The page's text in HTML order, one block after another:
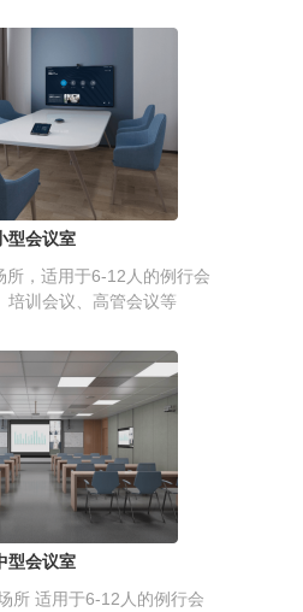
型会议室
所，适用于6-12人的例行会
培训会议、高管会议等
型会议室
所 适用于6-12人的例行会